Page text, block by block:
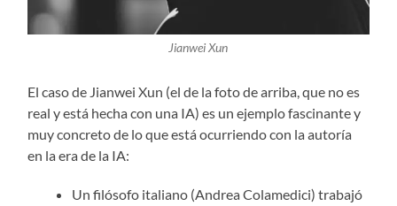
Jianwei Xun
El caso de Jianwei Xun (el de la foto de arriba, que no es
real y está hecha con una IA) es un ejemplo fascinante y
muy concreto de lo que está ocurriendo con la autoría
en la era de la IA:
Un filósofo italiano (Andrea Colamedici) trabajó